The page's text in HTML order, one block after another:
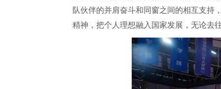
队伙伴的并肩奋斗和同窗之间的相互支持
精神，把个人理想融入国家发展，无论去